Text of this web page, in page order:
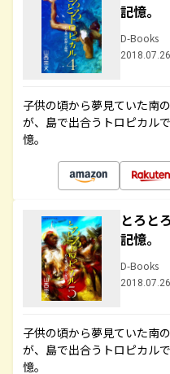
記憶。
D-Books
子供の頃から夢見ていた南
が、島で出合うトロピカル
憶。
とろと
記憶。
D-Books
子供の頃から夢見ていた南
が、島で出合うトロピカル
憶。